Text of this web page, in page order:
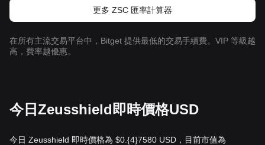
更多 ZSC 匯率計算器
在所有主流交易平台中，Bitget 提供最低的交易手續費。VIP 等級越
高，費率越優惠。
今日Zeusshield即時價格USD
今日 Zeusshield 即時價格為 $0.{​4}7580 USD，目前市值為